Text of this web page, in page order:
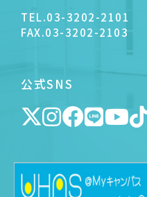
TEL.03-3202-2101
FAX.03-3202-2103
公式SNS